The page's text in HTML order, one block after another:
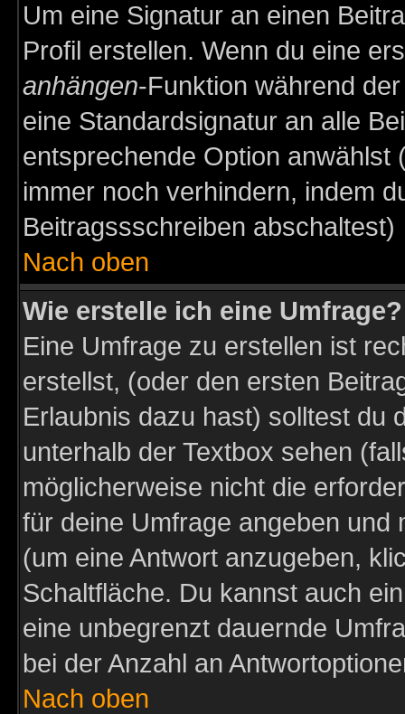
Um eine Signatur an einen
Profil erstellen. Wenn du eine
anhängen-Funktion während
eine Standardsignatur an alle
entsprechende Option anwählst
immer noch verhindern, indem
Beitragssschreiben abschaltest)
Nach oben
Wie erstelle ich eine Umfrage?
Eine Umfrage zu erstellen ist
erstellst, (oder den ersten
Erlaubnis dazu hast) solltest du
unterhalb der Textbox sehen
möglicherweise nicht die
für deine Umfrage angeben und
(um eine Antwort anzugeben,
Schaltfläche. Du kannst auch
eine unbegrenzt dauernde
bei der Anzahl an
Nach oben